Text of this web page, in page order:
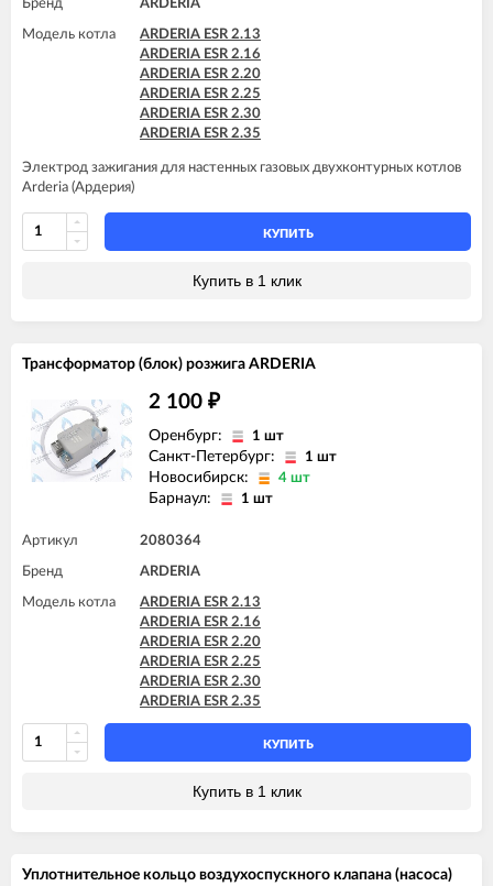
Бренд ARDERIA
Модель котла
ARDERIA ESR 2.13
ARDERIA ESR 2.16
ARDERIA ESR 2.20
ARDERIA ESR 2.25
ARDERIA ESR 2.30
ARDERIA ESR 2.35
Электрод зажигания для настенных газовых двухконтурных котлов
Arderia (Ардерия)
КУПИТЬ
Купить в 1 клик
Трансформатор (блок) розжига ARDERIA
2 100 ₽
Оренбург: 1 шт
Санкт-Петербург: 1 шт
Новосибирск: 4 шт
Барнаул: 1 шт
Артикул 2080364
Бренд ARDERIA
Модель котла
ARDERIA ESR 2.13
ARDERIA ESR 2.16
ARDERIA ESR 2.20
ARDERIA ESR 2.25
ARDERIA ESR 2.30
ARDERIA ESR 2.35
КУПИТЬ
Купить в 1 клик
Уплотнительное кольцо воздухоспускного клапана (насоса)